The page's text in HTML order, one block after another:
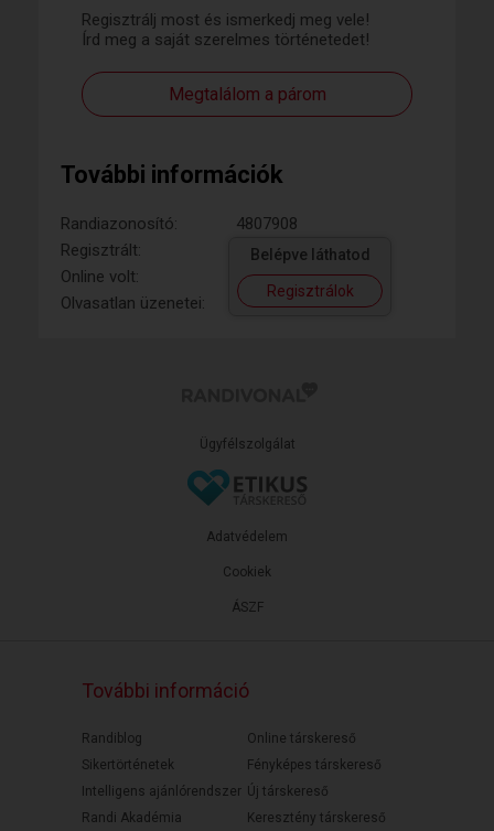
Regisztrálj most és ismerkedj meg vele!
Írd meg a saját szerelmes történetedet!
Megtalálom a párom
További információk
Randiazonosító:
4807908
Regisztrált:
Online volt:
Olvasatlan üzenetei:
Belépve láthatod
Regisztrálok
Ügyfélszolgálat
ÁSZF
Adatvédelem
Cookiek
További információ
Randiblog
Sikertörténetek
Intelligens ajánlórendszer
Randi Akadémia
Online társkereső
Fényképes társkereső
Új társkereső
Keresztény társkereső